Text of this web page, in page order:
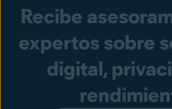
Recibe
expertos sobre
digital,